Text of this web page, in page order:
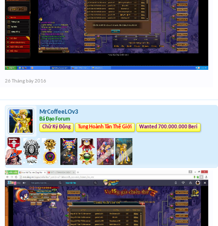
26 Tháng bảy 2016
MrCoffeeLOv3
Bá Đạo Forum
Chữ Ký Động
Tung Hoành Tân Thế Giới Wanted 700.000.000 Beri